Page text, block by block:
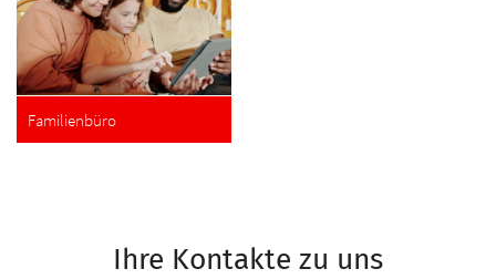
Familienbüro
Ihre Kontakte zu uns